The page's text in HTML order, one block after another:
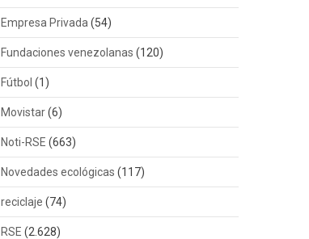
Empresa Privada (54)
Fundaciones venezolanas (120)
Fútbol (1)
Movistar(6)
Noti-RSE (663)
Novedades ecológicas (117)
reciclaje (74)
RSE (2.628)